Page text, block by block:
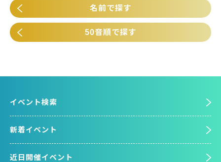
名前で探す
50音順で探す
イベント検索
新着イベント
近日開催イベント